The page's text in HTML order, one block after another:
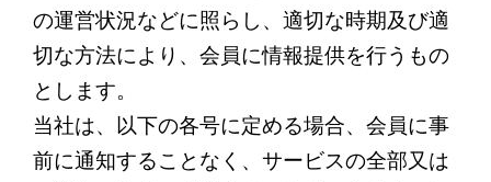
の運営状況などに照らし、適切な時期及び適
切な方法により、会員に情報提供を行うもの
とします。
当社は、以下の各号に定める場合、会員に事
前に通知することなく、サービスの全部又は